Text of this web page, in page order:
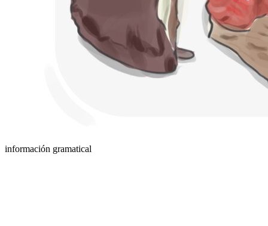
información gramatical